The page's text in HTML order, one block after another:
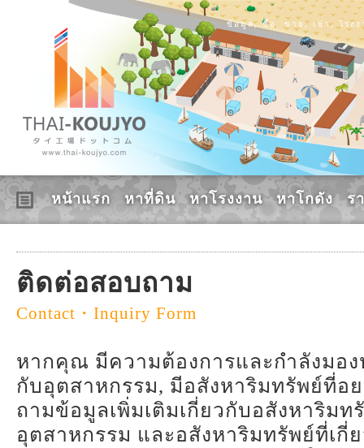
ข้อมูล, ซื้อ, ขาย, เช่า, โรง
หน้าแรก หาที่ดิน หาโรงงาน หาโกดัง ร
ติดต่อสอบถาม
Contact・Inquiry Form
หากคุณ มีความต้องการและกำลังมอ
กับอุตสาหกรรม, มีอสังหาริมทรัพย์ที่อ
ถามข้อมูลเพิ่มเติมเกี่ยวกับอสังหาริม
อุตสาหกรรม และอสังหาริมทรัพย์ที่เ